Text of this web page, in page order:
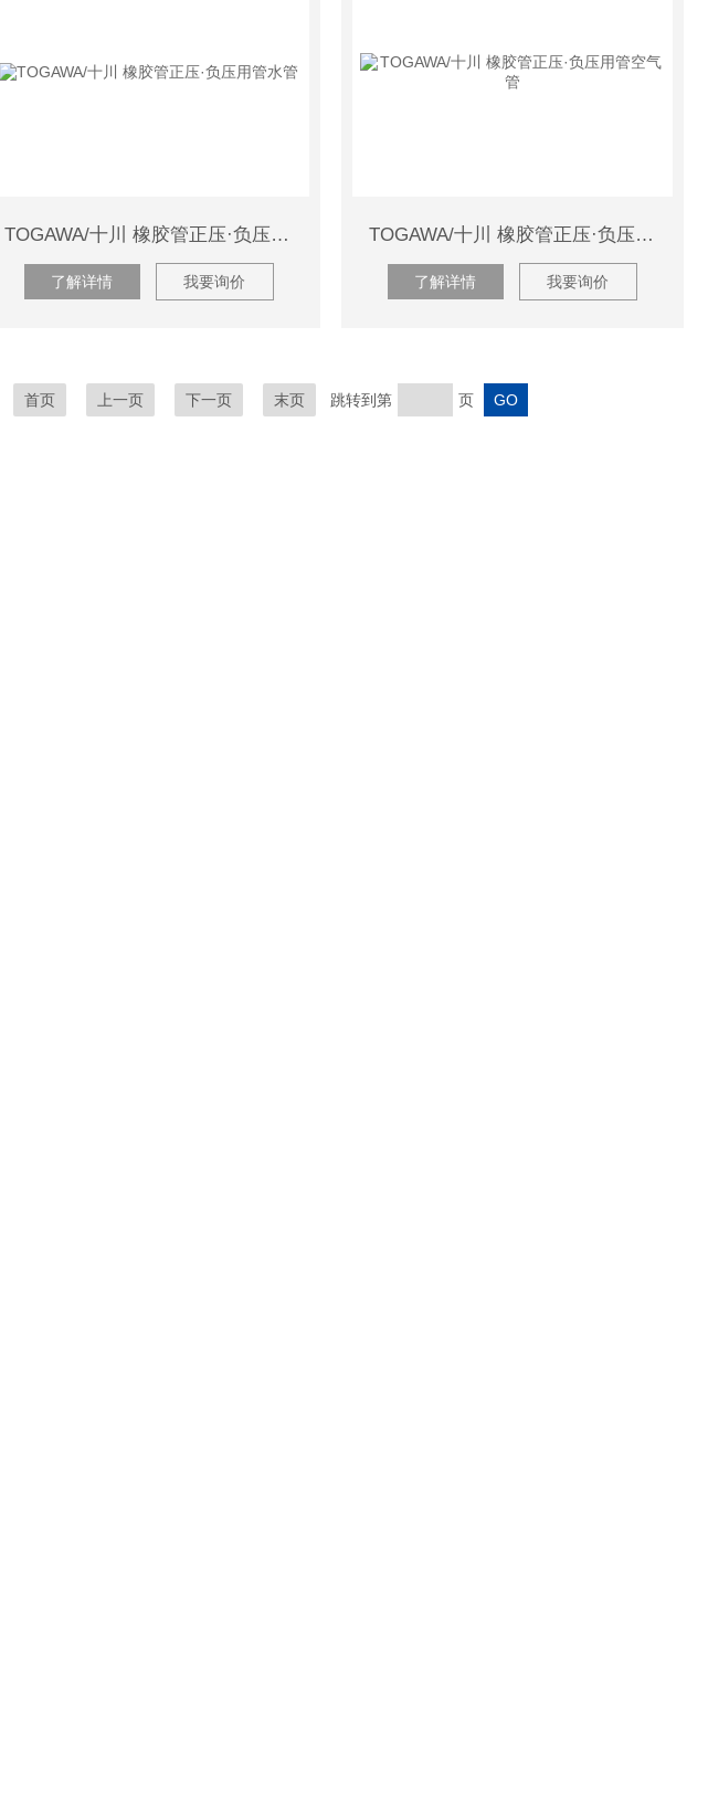
TOGAWA/十川 橡胶管正压·负压用管水管
了解详情 我要询价
TOGAWA/十川 橡胶管正压·负压用管空气管
了解详情 我要询价
首页 上一页 下一页 末页 跳转到第 页